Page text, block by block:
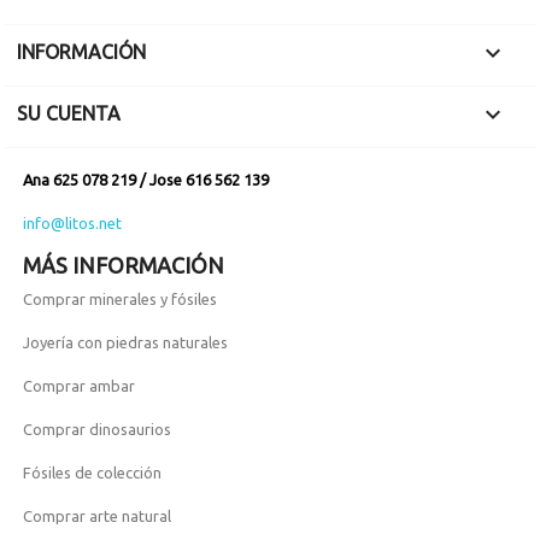
INFORMACIÓN 
SU CUENTA 
Ana 625 078 219 / Jose 616 562 139
info@litos.net
MÁS INFORMACIÓN
Comprar minerales y fósiles
Joyería con piedras naturales
Comprar ambar
Comprar dinosaurios
Fósiles de colección
Comprar arte natural